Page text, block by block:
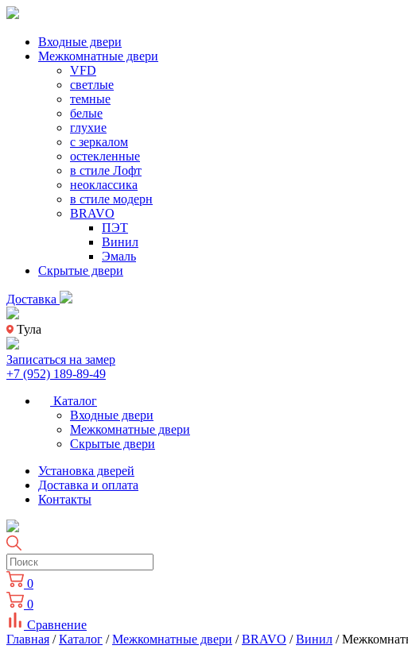
Входные двери
Межкомнатные двери
VFD
светлые
темные
белые
глухие
с зеркалом
остекленные
в стиле Лофт
неоклассика
в стиле модерн
BRAVO
ПЭТ
Винил
Эмаль
Скрытые двери
Доставка
Тула
Записаться на замер
+7 (952) 189-89-49
Каталог
Входные двери
Межкомнатные двери
Скрытые двери
Установка дверей
Доставка и оплата
Контакты
0
0
Сравнение
Главная /Каталог /Межкомнатные двери /BRAVO /Винил /